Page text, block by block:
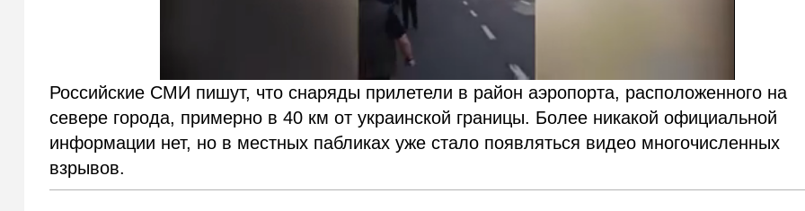
Российские СМИ пишут, что снаряды прилетели в район аэропорта, расположенного на
севере города, примерно в 40 км от украинской границы. Более никакой официальной
информации нет, но в местных пабликах уже стало появляться видео многочисленных
взрывов.